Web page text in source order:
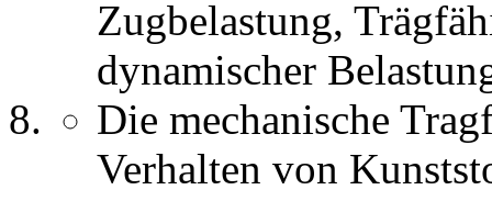
Zugbelastung,
dynamischer
Die mechanische
Verhalten von